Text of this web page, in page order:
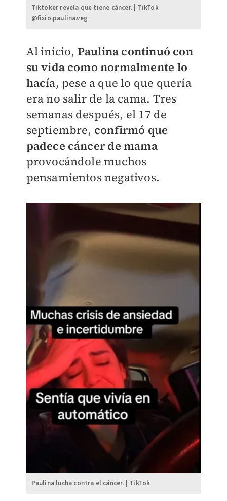
Tiktoker revela que tiene cáncer. | TikTok
@fisio.paulina.veg
Al inicio, Paulina continuó con
su vida como normalmente lo
hacía, pese a que lo que quería
era no salir de la cama. Tres
semanas después, el 17 de
septiembre, confirmó que
padece cáncerde mama
provocándole muchos
pensamientos negativos.
Paulina lucha contra el cáncer. | TikTok